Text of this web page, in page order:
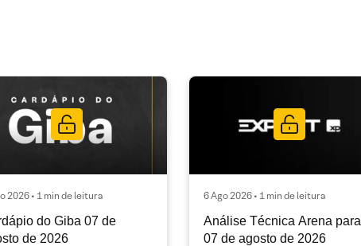
2026 • 1 min de leitura
do Giba 07 de
de 2026
6 Ago 2026 • 1 min de leitura
Análise Técnica Arena para
07 de agosto de 2026